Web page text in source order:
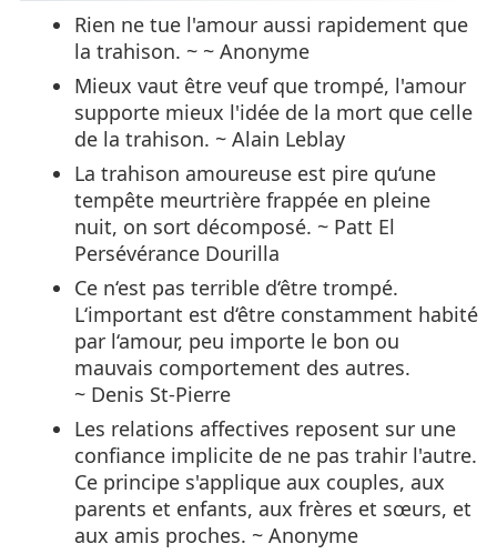
Rien ne tue l'amour aussi rapidement que
la trahison. ~ ~ Anonyme
Mieux vaut être veuf que trompé, l'amour
supporte mieux l'idée de la mort que celle
de la trahison. ~ Alain Leblay
La trahison amoureuse est pire qu‘une
tempête meurtrière frappée en pleine
nuit, on sort décomposé. ~ Patt El
Persévérance Dourilla
Ce n‘est pas terrible d‘être trompé.
L‘important est d‘être constamment habité
par l‘amour, peu importe le bon ou
mauvais comportement des autres.
~ Denis St-Pierre
Les relations affectives reposent sur une
confiance implicite de ne pas trahir l'autre.
Ce principe s'applique aux couples, aux
parents et enfants, aux frères et sœurs, et
aux amis proches. ~ Anonyme